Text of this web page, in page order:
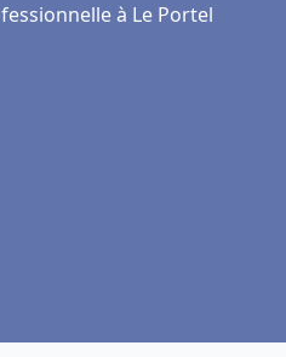
à Le Portel